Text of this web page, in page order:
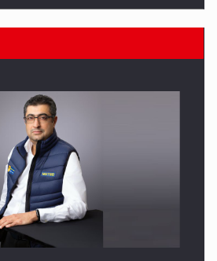
The Future - Technology and…